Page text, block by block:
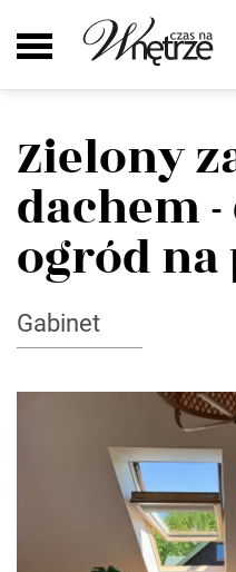
Zielony
dachem
ogród na
Gabinet